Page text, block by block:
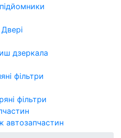
Двері
дзеркала
фільтри
фільтри
автозапчастин